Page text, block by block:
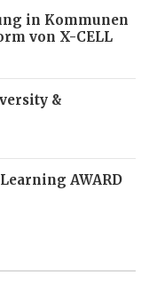
in Kommunen
von X-CELL
&
AWARD